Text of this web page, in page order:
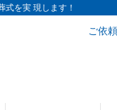
を実 現します！
ご依